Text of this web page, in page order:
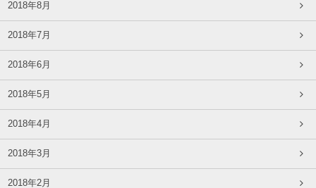
2018年8月
2018年7月
2018年6月
2018年5月
2018年4月
2018年3月
2018年2月